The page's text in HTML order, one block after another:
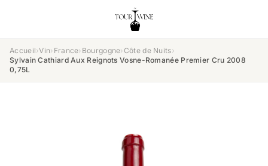
Accueil›Vin› France› Bourgogne›Côte de Nuits›
Sylvain Cathiard Aux Reignots Vosne-Romanée Premier Cru 2008
0,75L